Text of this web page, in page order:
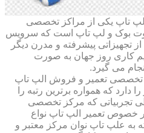
لپ تاپ یکی از مراکز تخصصی
بوک و لپ تاپ است که سرویس
تجهیزاتی پیشرفته و مدرن دیگر
کاری روز جهان به صورت
می گیرد.
تخصصی تعمیر و فروش الپ تاپ
دارد که همواره برترین رتبه را
تجربیاتی که مرکز تخصصی
خصوص تعمیر الپ تاپ نواع
به علپ تاپ نوان مرکز معتبر و